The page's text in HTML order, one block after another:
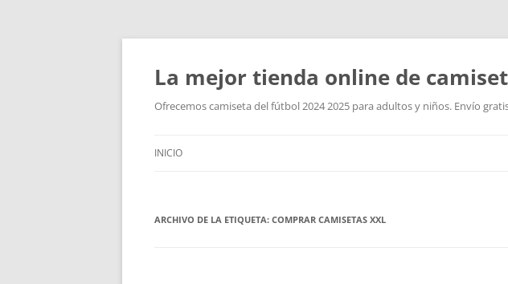
La mejor tienda online de
Ofrecemos camiseta del fútbol 2024 2025 para adultos y niños. Envío
INICIO
ARCHIVO DE LA ETIQUETA: COMPRAR CAMISETAS XXL